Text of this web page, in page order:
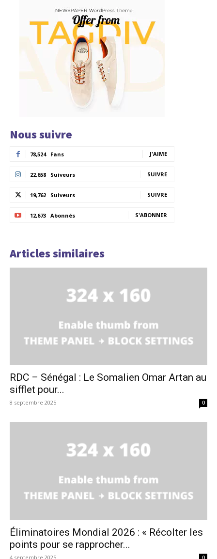
Nous suivre
78,524 Fans J'AIME
22,658 Suiveurs SUIVRE
19,762 Suiveurs SUIVRE
12,673 Abonnés S'ABONNER
Articles similaires
RDC – Sénégal : Le Somalien Omar Artan au
sifflet pour...
8 septembre 2025 0
Éliminatoires Mondial 2026 : « Récolter les
points pour se rapprocher...
4 septembre 2025 0